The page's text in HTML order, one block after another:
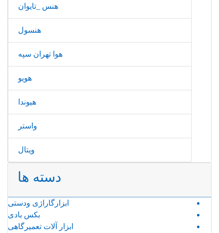
هنس _تایوان
هنسول
هوا تهران سپه
هویو
هیوندا
واستر
ویتال
دسته ها
ابزارگاراژی ودستی
بکس بادی
ابزار آلات تعمیرگاهی